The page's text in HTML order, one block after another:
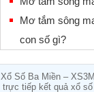
Mơ tắm sông
con số gì?
Xổ Số Ba Miền –
trực tiếp kết quả xổ